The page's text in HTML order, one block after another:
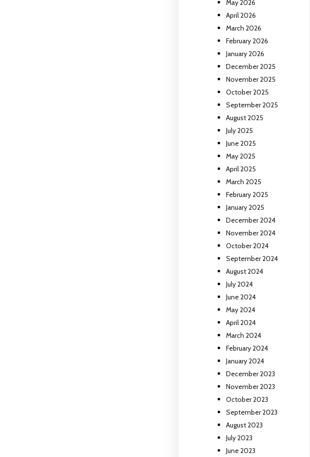
May 2026
April 2026
March 2026
February 2026
January 2026
December 2025
November 2025
October 2025
September 2025
August 2025
July 2025
June 2025
May 2025
April 2025
March 2025
February 2025
January 2025
December 2024
November 2024
October 2024
September 2024
August 2024
July 2024
June 2024
May 2024
April 2024
March 2024
February 2024
January 2024
December 2023
November 2023
October 2023
September 2023
August 2023
July 2023
June 2023